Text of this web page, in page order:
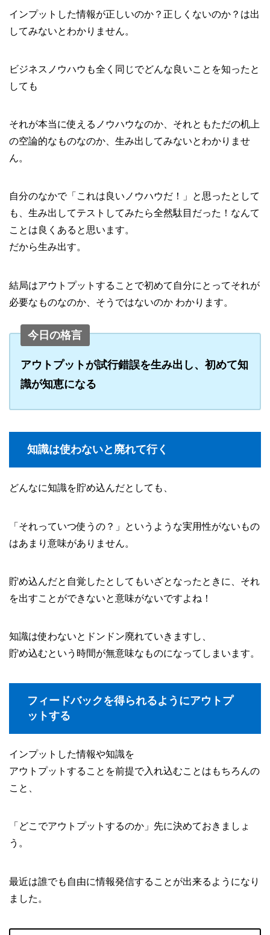
インプットした情報が正しいのか？正しくないのか？は出
してみないとわかりません。
ビジネスノウハウも全く同じでどんな良いことを知ったと
しても
それが本当に使えるノウハウなのか、それともただの机上
の空論的なものなのか、生み出してみないとわかりませ
ん。
自分のなかで「これは良いノウハウだ！」と思ったとして
も、生み出してテストしてみたら全然駄目だった！なんて
ことは良くあると思います。
だから生み出す。
結局はアウトプットすることで初めて自分にとってそれが
必要なものなのか、そうではないのか わかります。
今日の格言
アウトプットが試行錯誤を生み出し、初めて知
識が知恵になる
知識は使わないと廃れて行く
どんなに知識を貯め込んだとしても、
「それっていつ使うの？」というような実用性がないもの
はあまり意味がありません。
貯め込んだと自覚したとしてもいざとなったときに、それ
を出すことができないと意味がないですよね！
知識は使わないとドンドン廃れていきますし、
貯め込むという時間が無意味なものになってしまいます。
フィードバックを得られるようにアウトプ
ットする
インプットした情報や知識を
アウトプットすることを前提で入れ込むことはもちろんの
こと、
「どこでアウトプットするのか」先に決めておきましょ
う。
最近は誰でも自由に情報発信することが出来るようになり
ました。